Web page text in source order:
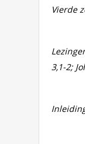
Vierde
3,1-2;